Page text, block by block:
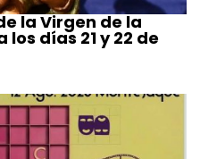
la Virgen de la
días 21 y 22 de